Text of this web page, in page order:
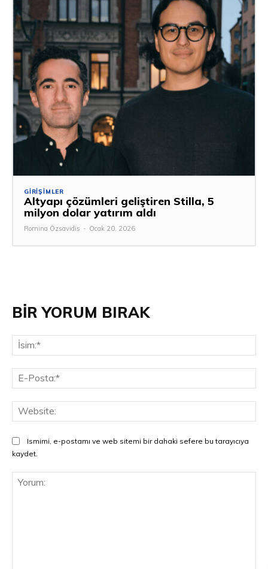
GIRIŞIMLER
Altyapı çözümleri geliştiren Stilla, 5
milyon dolar yatırım aldı
Romina Özsavidis - Ocak 20, 2026
BİR YORUM BIRAK
Ismimi, e-postamı ve web sitemi bir dahaki sefere bu tarayıcıya
kaydet.